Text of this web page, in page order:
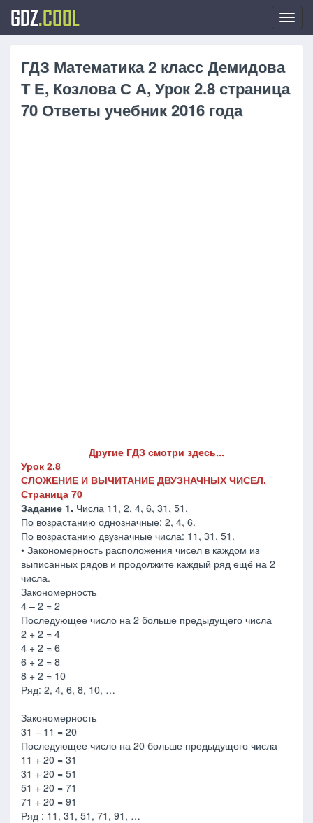
GDZ.COOL
ГДЗ Математика 2 класс Демидова
Т Е, Козлова С А, Урок 2.8 страница
70 Ответы учебник 2016 года
Другие ГДЗ смотри здесь...
Урок 2.8
СЛОЖЕНИЕ И ВЫЧИТАНИЕ ДВУЗНАЧНЫХ ЧИСЕЛ.
Страница 70
Задание 1. Числа 11, 2, 4, 6, 31, 51.
По возрастанию однозначные: 2, 4, 6.
По возрастанию двузначные числа: 11, 31, 51.
• Закономерность расположения чисел в каждом из
выписанных рядов и продолжите каждый ряд ещё на 2
числа.
Закономерность
4 – 2 = 2
Последующее число на 2 больше предыдущего числа
2 + 2 = 4
4 + 2 = 6
6 + 2 = 8
8 + 2 = 10
Ряд: 2, 4, 6, 8, 10, …
Закономерность
31 – 11 = 20
Последующее число на 20 больше предыдущего числа
11 + 20 = 31
31 + 20 = 51
51 + 20 = 71
71 + 20 = 91
Ряд : 11, 31, 51, 71, 91, …